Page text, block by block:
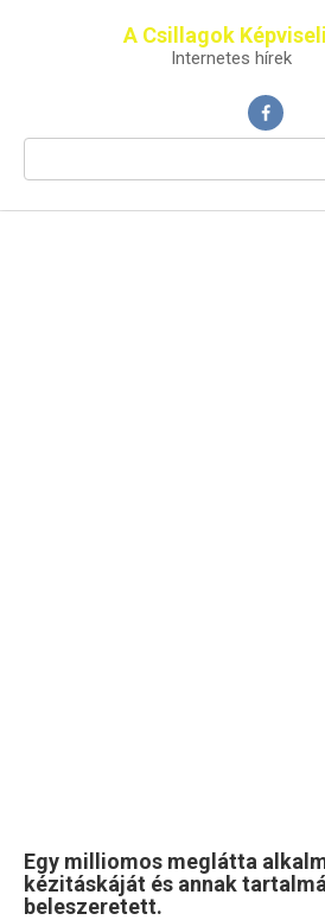
A Csillagok
Internetes hírek
Поиск:
Egy milliomos meglátta
kézitáskáját és annak
beleszeretett.